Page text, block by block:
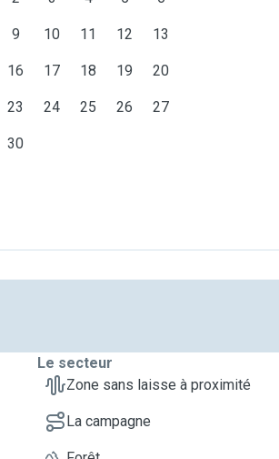
9 10 11 12 13
16 17 18 19 20
23 24 25 26 27
30
Le secteur
Zone sans laisse à proximité
La campagne